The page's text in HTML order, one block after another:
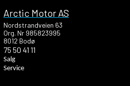
Arctic Motor AS
Nordstrandveien 63
Org. Nr 985823995
8012 Bodø
75 50 41 11
Salg
Service